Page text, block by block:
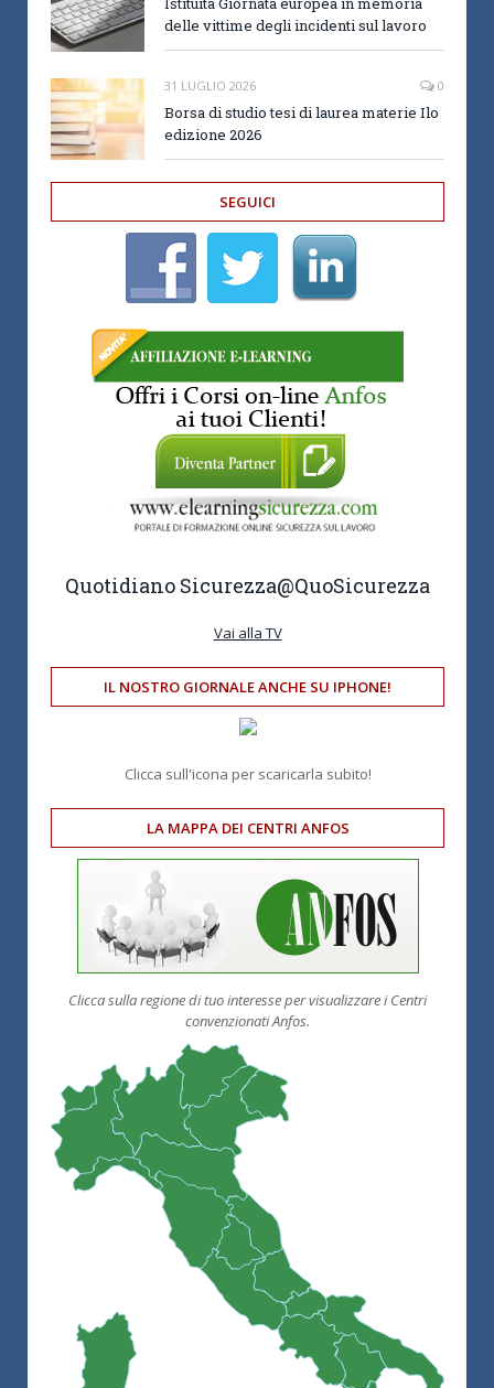
delle vittime degli incidenti sul lavoro
31 LUGLIO 2026 0
Borsa di studio tesi di laurea materie Ilo
edizione 2026
SEGUICI
Quotidiano Sicurezza@QuoSicurezza
Vai alla TV
IL NOSTRO GIORNALE ANCHE SU IPHONE!
Clicca sull'icona per scaricarla subito!
LA MAPPA DEI CENTRI ANFOS
Clicca sulla regione di tuo interesse per visualizzare i Centri
convenzionati Anfos.